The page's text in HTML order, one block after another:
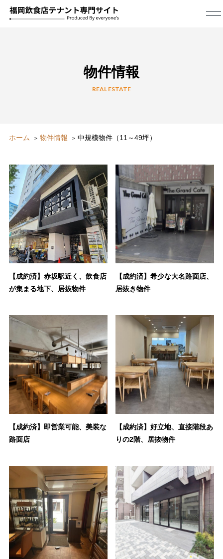
物件情報
REAL ESTATE
ホーム 物件情報 中規模物件（11～49坪）
【成約済】赤坂駅近く、飲食店
が集まる地下、居抜物件
【成約済】希少な大名路面店、
居抜き物件
【成約済】即営業可能、美装な
路面店
【成約済】好立地、直接階段あ
りの2階、居抜物件